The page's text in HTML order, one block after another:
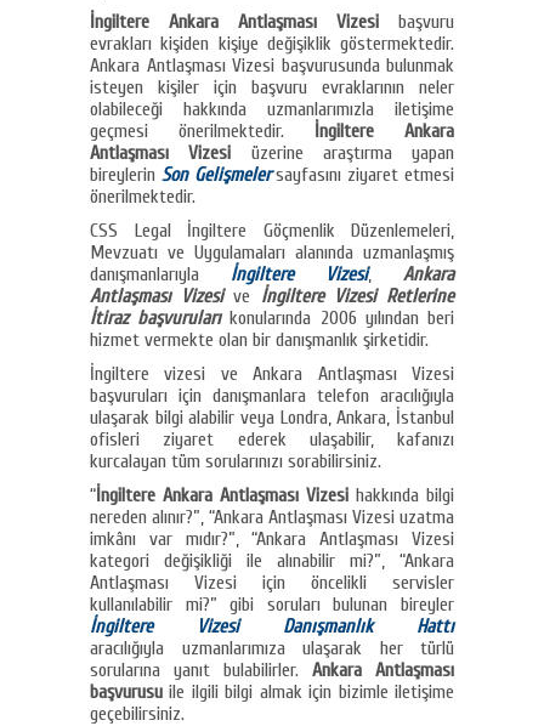
İngiltere Ankara Antlaşması Vizesi başvuru
evrakları kişiden kişiye değişiklik göstermektedir.
Ankara Antlaşması Vizesi başvurusunda bulunmak
isteyen kişiler için başvuru evraklarının neler
olabileceği hakkında uzmanlarımızla iletişime
geçmesi önerilmektedir.
İngiltere Ankara
Antlaşması Vizesi üzerine araştırma yapan
bireylerin Son Gelişmelersayfasını ziyaret etmesi
önerilmektedir.
CSS Legal İngiltere Göçmenlik Düzenlemeleri,
Mevzuatı ve Uygulamaları alanında uzmanlaşmış
danışmanlarıyla İngiltere Vizesi, Ankara
Antlaşması Vizesive İngiltere Vizesi Retlerine
İtiraz başvurularıkonularında 2006 yılından beri
hizmet vermekte olan bir danışmanlık şirketidir.
İngiltere vizesi ve Ankara Antlaşması Vizesi
başvuruları için danışmanlara telefon aracılığıyla
ulaşarak bilgi alabilir veya Londra, Ankara, İstanbul
ofisleri ziyaret ederek ulaşabilir, kafanızı
kurcalayan tüm sorularınızı sorabilirsiniz.
“İngiltere Ankara Antlaşması Vizesi hakkında bilgi
nereden alınır?”, “Ankara Antlaşması Vizesi uzatma
imkânı var mıdır?”, “Ankara Antlaşması Vizesi
kategori değişikliği ile alınabilir mi?”, “Ankara
Antlaşması Vizesi için öncelikli servisler
kullanılabilir mi?” gibi soruları bulunan bireyler
İngiltere Vizesi Danışmanlık Hattı
aracılığıyla uzmanlarımıza ulaşarak her türlü
sorularına yanıt bulabilirler. Ankara Antlaşması
başvurusuile ilgili bilgi almak için bizimle iletişime
geçebilirsiniz.